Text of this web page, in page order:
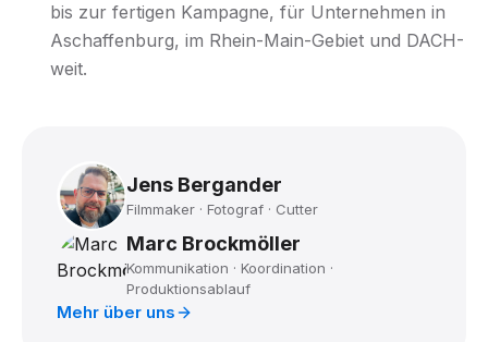
bis zur fertigen Kampagne, für Unternehmen in
Aschaffenburg, im Rhein-Main-Gebiet und DACH-
weit.
Jens Bergander
Filmmaker · Fotograf · Cutter
Marc Brockmöller
Kommunikation · Koordination ·
Produktionsablauf
Mehr über uns